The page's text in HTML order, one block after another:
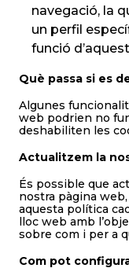
navegació, la
un perfil
funció
Què passa si es
Algunes
web podrien no
deshabiliten les
Actualitzem la
És possible que
nostra pàgina
aquesta política
lloc web amb
sobre com i per a
Com pot